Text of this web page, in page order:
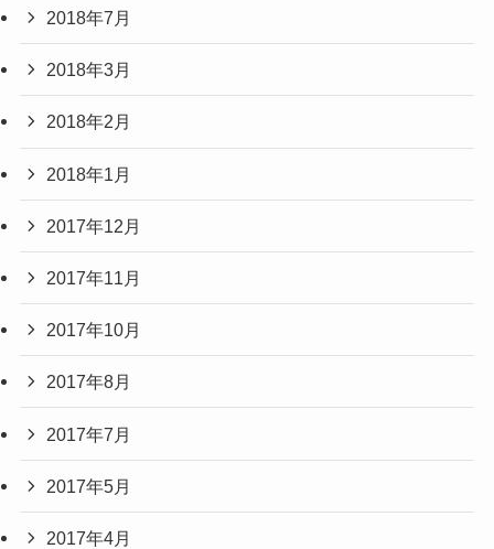
2018年7月
2018年3月
2018年2月
2018年1月
2017年12月
2017年11月
2017年10月
2017年8月
2017年7月
2017年5月
2017年4月